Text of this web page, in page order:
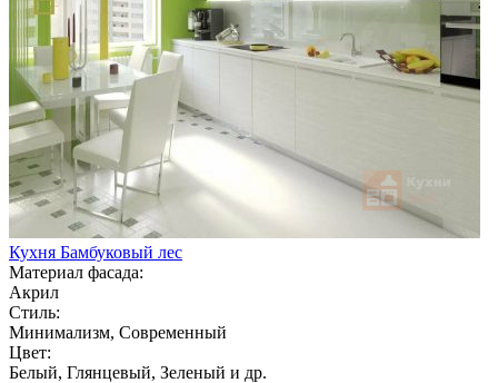
Кухня Бамбуковый лес
Материал фасада:
Акрил
Стиль:
Минимализм, Современный
Цвет:
Белый, Глянцевый, Зеленый и др.